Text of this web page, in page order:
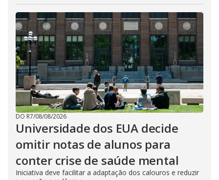
DO R7/08/08/2026
Universidade dos EUA decide
omitir notas de alunos para
conter crise de saúde mental
Iniciativa deve facilitar a adaptação dos calouros e reduzir